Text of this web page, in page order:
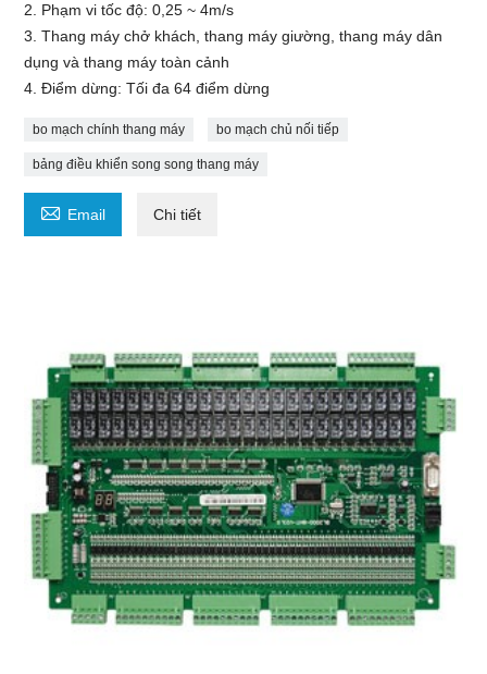
2. Phạm vi tốc độ: 0,25 ~ 4m/s
3. Thang máy chở khách, thang máy giường, thang máy dân
dụng và thang máy toàn cảnh
4. Điểm dừng: Tối đa 64 điểm dừng
bo mạch chính thang máy bo mạch chủ nối tiếp
bảng điều khiển song song thang máy
 Email Chi tiết